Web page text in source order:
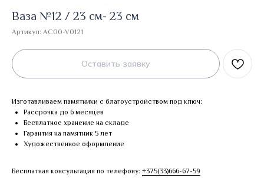
Ваза №12 / 23 см- 23 см
Артикул: AC00-V0121
Оставить заявку
Изготавливаем памятники с благоустройством под ключ:
Рассрочка до 6 месяцев
Бесплатное хранение на складе
Гарантия на памятник 5 лет
Художественное оформление
Бесплатная консультация по телефону: +375(33)666-67-59